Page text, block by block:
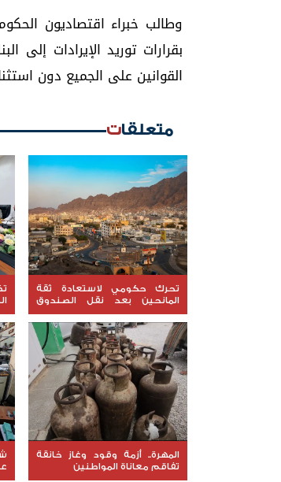
وطالب خبراء اقتصاديون
بقرارات توريد الإيرادات إلى
القوانين على الجميع دون
متعلقات
تحرك حكومي لاستعادة ثقة
المانحين بعد نقل الصندوق
المهرة.. أزمة وقود وغاز خانقة
تفاقم معاناة المواطنين